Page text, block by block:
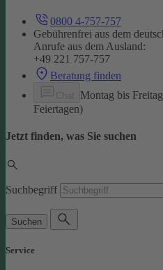
0800 4-757-757
Gebührenfrei aus dem
Anrufe aus dem Ausland:
+49 221 757-757
Beratung finden
Montag bis
Feiertagen)
Jetzt finden, was Sie suchen
Suchbegriff
Suchen
Service